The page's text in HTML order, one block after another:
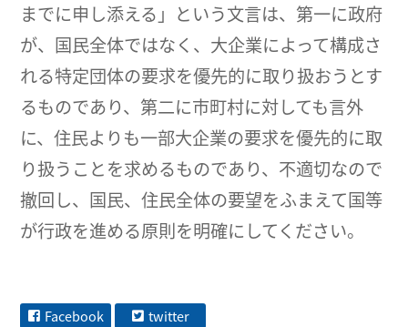
までに申し添える」という文言は、第一に政府
が、国民全体ではなく、大企業によって構成さ
れる特定団体の要求を優先的に取り扱おうとす
るものであり、第二に市町村に対しても言外
に、住民よりも一部大企業の要求を優先的に取
り扱うことを求めるものであり、不適切なので
撤回し、国民、住民全体の要望をふまえて国等
が行政を進める原則を明確にしてください。
Facebook twitter